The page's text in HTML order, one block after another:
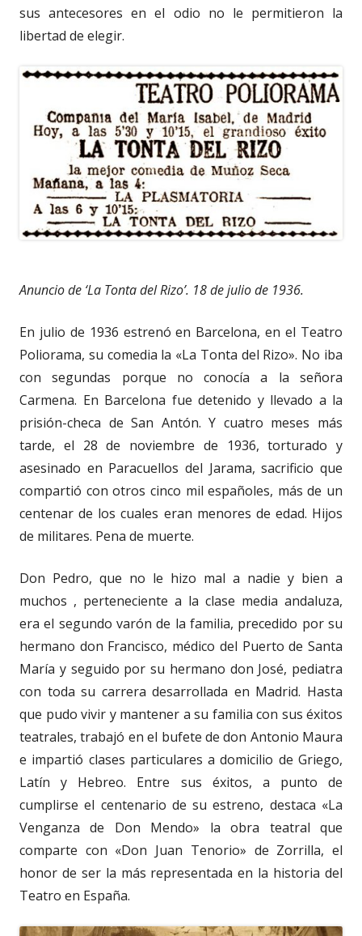
sus antecesores en el odio no le permitieron la
libertad de elegir.
Anuncio de ‘La Tonta del Rizo’. 18 de julio de 1936.
En julio de 1936 estrenó en Barcelona, en el Teatro
Poliorama, su comedia la «La Tonta del Rizo». No iba
con segundas porque no conocía a la señora
Carmena. En Barcelona fue detenido y llevado a la
prisión-checa de San Antón. Y cuatro meses más
tarde, el 28 de noviembre de 1936, torturado y
asesinado en Paracuellos del Jarama, sacrificio que
compartió con otros cinco mil españoles, más de un
centenar de los cuales eran menores de edad. Hijos
de militares. Pena de muerte.
Don Pedro, que no le hizo mal a nadie y bien a
muchos , perteneciente a la clase media andaluza,
era el segundo varón de la familia, precedido por su
hermano don Francisco, médico del Puerto de Santa
María y seguido por su hermano don José, pediatra
con toda su carrera desarrollada en Madrid. Hasta
que pudo vivir y mantener a su familia con sus éxitos
teatrales, trabajó en el bufete de don Antonio Maura
e impartió clases particulares a domicilio de Griego,
Latín y Hebreo. Entre sus éxitos, a punto de
cumplirse el centenario de su estreno, destaca «La
Venganza de Don Mendo» la obra teatral que
comparte con «Don Juan Tenorio» de Zorrilla, el
honor de ser la más representada en la historia del
Teatro en España.